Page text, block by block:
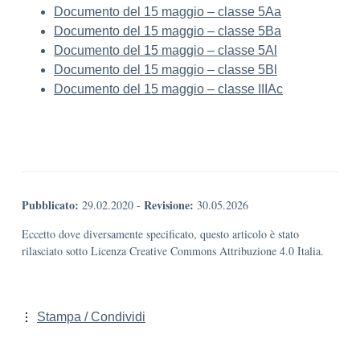
Documento del 15 maggio – classe 5Aa
Documento del 15 maggio – classe 5Ba
Documento del 15 maggio – classe 5Al
Documento del 15 maggio – classe 5Bl
Documento del 15 maggio – classe IIIAc
Pubblicato: 29.02.2020 - Revisione: 30.05.2026
Eccetto dove diversamente specificato, questo articolo è stato
rilasciato sotto Licenza Creative Commons Attribuzione 4.0 Italia.
Stampa / Condividi